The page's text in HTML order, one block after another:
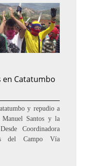
en Catatumbo
y repudio a
Manuel Santos y la
Coordinadora
del Campo Vía